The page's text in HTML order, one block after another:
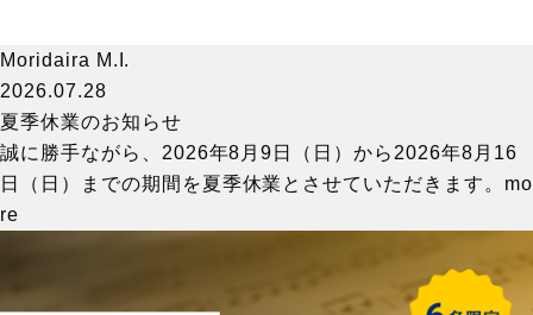
Moridaira M.I.
2026.07.28
夏季休業のお知らせ
誠に勝手ながら、2026年8月9日（日）から2026年8月16
日（日）までの期間を夏季休業とさせていただきます。 mo
re